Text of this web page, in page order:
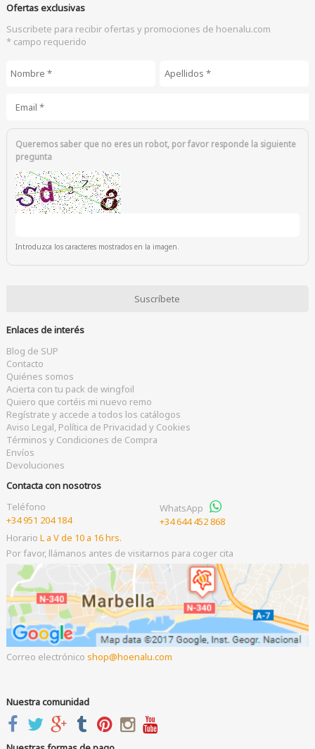
Ofertas exclusivas
Suscribete para recibir ofertas y promociones de hoenalu.com
* campo requerido
Queremos saber que no eres un robot, por favor responde la siguiente
pregunta
Introduzca los caracteres mostrados en la imagen.
Enlaces de interés
Blog de SUP
Contacto
Quiénes somos
Acierta con tu pack de wingfoil
Quiero que cortéis mi nuevo remo
Regístrate y accede a todos los catálogos
Aviso Legal, Política de Privacidad y Cookies
Términos y Condiciones de Compra
Envíos
Devoluciones
Contacta con nosotros
Teléfono
+34 951 204 184
WhatsApp
+34 644 452 868
Horario L a V de 10 a 16 hrs.
Por favor, llámanos antes de visitarnos para coger cita
Correo electrónico shop hoenalu.com
Nuestra comunidad